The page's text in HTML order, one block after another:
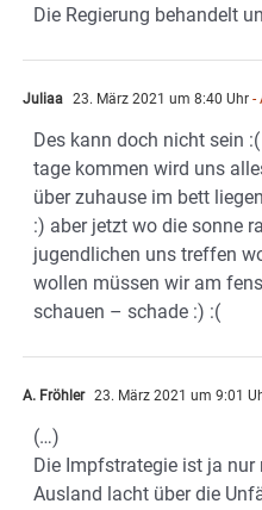
Die Regierung behandelt
Juliaa 23. März 2021 um 8:40 Uhr -
Des kann doch nicht sein
tage kommen wird uns
über zuhause im bett
:) aber jetzt wo die sonne
jugendlichen uns treffen
wollen müssen wir am
schauen – schade :) :(
A. Fröhler 23. März 2021 um 9:01
(…)
Die Impfstrategie ist ja nur
Ausland lacht über die